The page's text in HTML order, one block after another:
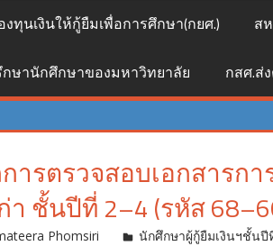
ศึ
แ
อ
งทุนเงินให้กู้ยืมเพื่อการศึกษา(กยศ.) ส
ษานักศึกษาของมหาวิทยาลัย กสศ.ส่
ารตรวจสอบเอกสารกา
า ชั้นปีที่ 2–4 (รหัส
Phomsiri นักศึกษาผู้กู้ยืมเงินฯชั้นปี